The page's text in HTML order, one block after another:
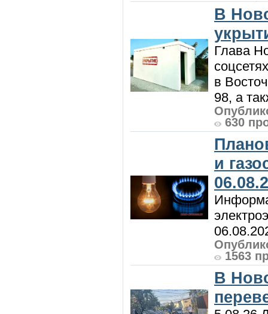
В
Глава
в
98, а
630
и
1563
В